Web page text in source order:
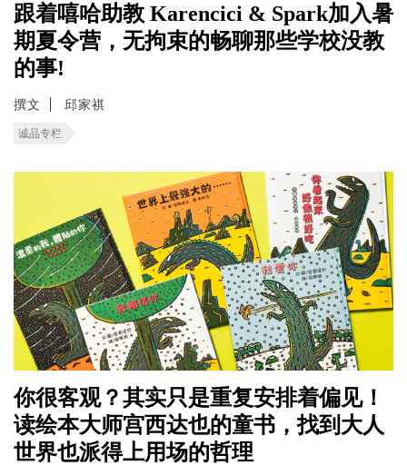
跟着嘻哈助教 Karencici & Spark加入暑
期夏令营，无拘束的畅聊那些学校没教
的事!
撰文 邱家祺
诚品专栏
你很客观？其实只是重复安排着偏见！
读绘本大师宫西达也的童书，找到大人
世界也派得上用场的哲理